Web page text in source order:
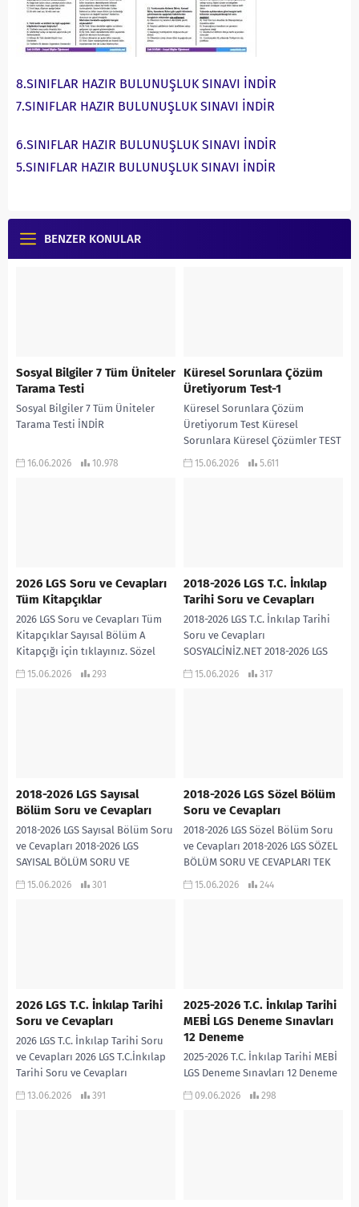
8.SINIFLAR HAZIR BULUNUŞLUK SINAVI İNDİR
7.SINIFLAR HAZIR BULUNUŞLUK SINAVI İNDİR
6.SINIFLAR HAZIR BULUNUŞLUK SINAVI İNDİR
5.SINIFLAR HAZIR BULUNUŞLUK SINAVI İNDİR
BENZER KONULAR
Sosyal Bilgiler 7 Tüm Üniteler
Tarama Testi
Sosyal Bilgiler 7 Tüm Üniteler
Tarama Testi İNDİR
16.06.2026 10.978
Küresel Sorunlara Çözüm
Üretiyorum Test-1
Küresel Sorunlara Çözüm
Üretiyorum Test Küresel
Sorunlara Küresel Çözümler TEST
1 İNDİR
15.06.2026 5.611
2026 LGS Soru ve Cevapları
Tüm Kitapçıklar
2026 LGS Soru ve Cevapları Tüm
Kitapçıklar Sayısal Bölüm A
Kitapçığı için tıklayınız. Sözel
Bölüm A Kitapçığı için tıklayınız.
15.06.2026 293
2018-2026 LGS T.C. İnkılap
Tarihi Soru ve Cevapları
2018-2026 LGS T.C. İnkılap Tarihi
Soru ve Cevapları
SOSYALCİNİZ.NET 2018-2026 LGS
T.C. İNKILAP TARİHİ SORU VE
15.06.2026 317
2018-2026 LGS Sayısal
Bölüm Soru ve Cevapları
2018-2026 LGS Sayısal Bölüm Soru
ve Cevapları 2018-2026 LGS
SAYISAL BÖLÜM SORU VE
CEVAPLARI TEK PDF
15.06.2026 301
2018-2026 LGS Sözel Bölüm
Soru ve Cevapları
2018-2026 LGS Sözel Bölüm Soru
ve Cevapları 2018-2026 LGS SÖZEL
BÖLÜM SORU VE CEVAPLARI TEK
PDF
15.06.2026 244
2026 LGS T.C. İnkılap Tarihi
Soru ve Cevapları
2026 LGS T.C. İnkılap Tarihi Soru
ve Cevapları 2026 LGS T.C.İnkılap
Tarihi Soru ve Cevapları
13.06.2026 391
2025-2026 T.C. İnkılap Tarihi
MEBİ LGS Deneme Sınavları
12 Deneme
2025-2026 T.C. İnkılap Tarihi MEBİ
LGS Deneme Sınavları 12 Deneme
2025-2026 eğitim öğretim yılında
09.06.2026 298